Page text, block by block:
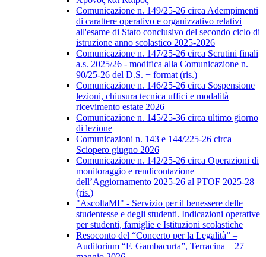
Comunicazione n. 149/25-26 circa Adempimenti
di carattere operativo e organizzativo relativi
all'esame di Stato conclusivo del secondo ciclo di
istruzione anno scolastico 2025-2026
Comunicazione n. 147/25-26 circa Scrutini finali
a.s. 2025/26 - modifica alla Comunicazione n.
90/25-26 del D.S. + format (ris.)
Comunicazione n. 146/25-26 circa Sospensione
lezioni, chiusura tecnica uffici e modalità
ricevimento estate 2026
Comunicazione n. 145/25-36 circa ultimo giorno
di lezione
Comunicazioni n. 143 e 144/225-26 circa
Sciopero giugno 2026
Comunicazione n. 142/25-26 circa Operazioni di
monitoraggio e rendicontazione
dell’Aggiornamento 2025-26 al PTOF 2025-28
(ris.)
"AscoltaMI" - Servizio per il benessere delle
studentesse e degli studenti. Indicazioni operative
per studenti, famiglie e Istituzioni scolastiche
Resoconto del “Concerto per la Legalità” –
Auditorium “F. Gambacurta”, Terracina – 27